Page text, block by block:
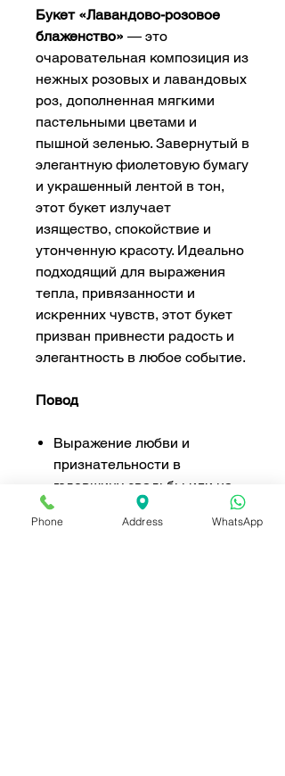
Букет «Лавандово-розовое
блаженство» — это
очаровательная композиция из
нежных розовых и лавандовых
роз, дополненная мягкими
пастельными цветами и
пышной зеленью. Завернутый в
элегантную фиолетовую бумагу
и украшенный лентой в тон,
этот букет излучает
изящество, спокойствие и
утонченную красоту. Идеально
подходящий для выражения
тепла, привязанности и
искренних чувств, этот букет
призван привнести радость и
элегантность в любое событие.
Повод
Выражение любви и
признательности в
годовщину свадьбы или на
романтическом свидании.
Празднование дней
Phone Address WhatsApp